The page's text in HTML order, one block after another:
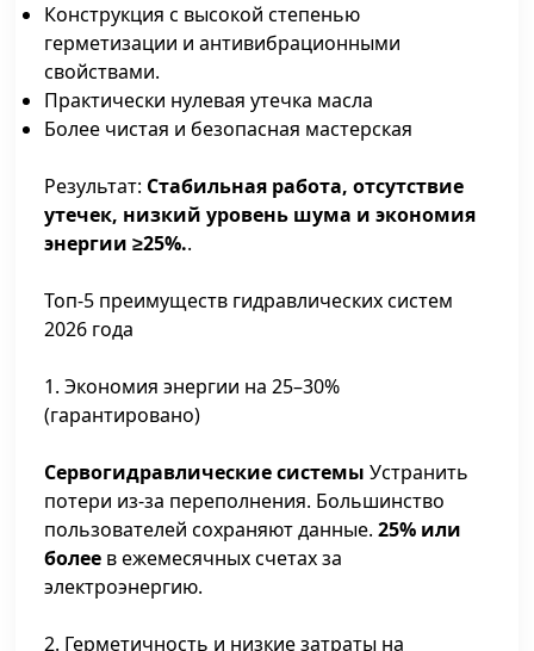
Конструкция с высокой степенью
герметизации и антивибрационными
свойствами.
Практически нулевая утечка масла
Более чистая и безопасная мастерская
Результат: Стабильная работа, отсутствие
утечек, низкий уровень шума и экономия
энергии ≥25%..
Топ-5 преимуществ гидравлических систем
2026 года
1. Экономия энергии на 25–30%
(гарантировано)
Сервогидравлические системы Устранить
потери из-за переполнения. Большинство
пользователей сохраняют данные.25% или
более в ежемесячных счетах за
электроэнергию.
2. Герметичность и низкие затраты на